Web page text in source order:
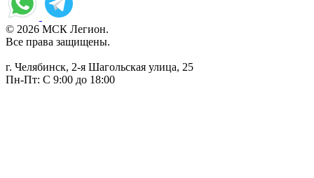
© 2026 МСК Легион.
Все права защищены.
г. Челябинск, 2-я Шагольская улица, 25
Пн-Пт: С 9:00 до 18:00